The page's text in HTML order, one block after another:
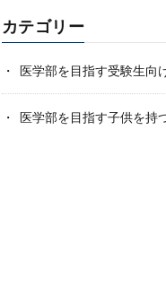
カテゴリー
医学部を目指す受験生向
医学部を目指す子供を持